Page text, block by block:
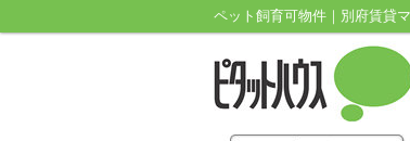
ペット飼育可物件｜別府賃貸